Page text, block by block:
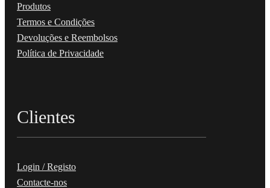
Produtos
Termos e Condições
Devoluções e Reembolsos
Política de Privacidade
Clientes
Login / Registo
Contacte-nos